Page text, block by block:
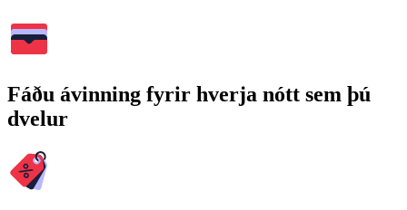
Fáðu ávinning fyrir hverja nótt sem þú
dvelur